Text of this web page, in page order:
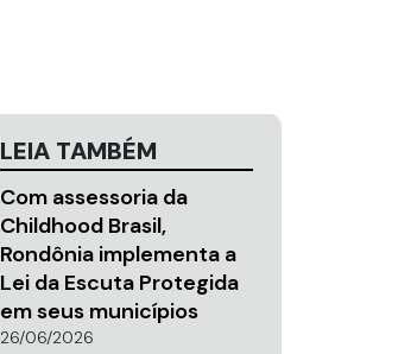
LEIA TAMBÉM
Com assessoria da
Childhood Brasil,
Rondônia implementa a
Lei da Escuta Protegida
em seus municípios
26/06/2026